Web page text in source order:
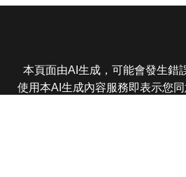
本頁面由AI生成，可能會發生錯
使用本AI生成內容服務即表示您